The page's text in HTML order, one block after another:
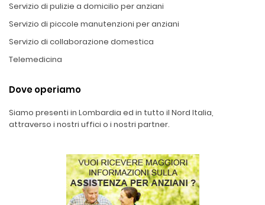
Servizio di pulizie a domicilio per anziani
Servizio di piccole manutenzioni per anziani
Servizio di collaborazione domestica
Telemedicina
Dove operiamo
Siamo presenti in Lombardia ed in tutto il Nord Italia,
attraverso i nostri uffici o i nostri partner.